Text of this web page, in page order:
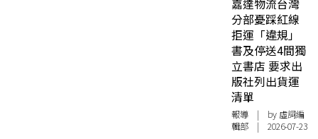
嘉達物流台灣
分部憂踩紅線
拒運「違規」
書及停送4間獨
立書店 要求出
版社列出貨運
清單
報導 | by 虛詞編
輯部 | 2026-07-23